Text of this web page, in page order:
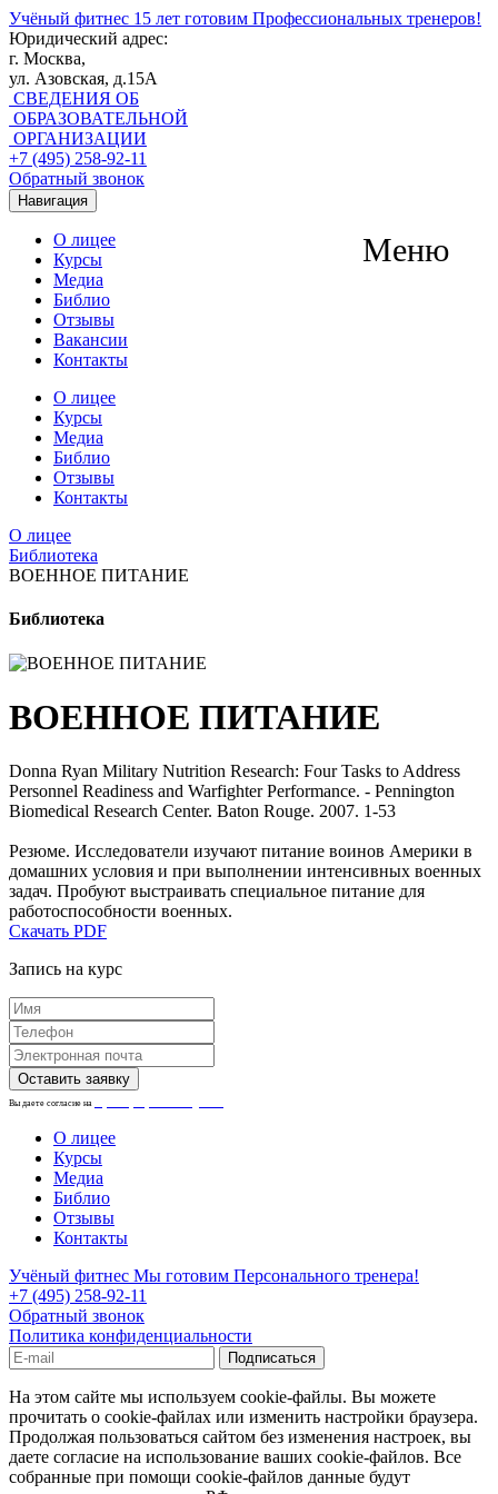
Учёный фитнес 15 лет готовим Профессиональных тренеров!
Юридический адрес:
г. Москва,
ул. Азовская, д.15А
СВЕДЕНИЯ ОБ
ОБРАЗОВАТЕЛЬНОЙ
ОРГАНИЗАЦИИ
+7 (495) 258-92-11
Обратный звонок
Навигация
Меню
О лицее
Курсы
Медиа
Библио
Отзывы
Вакансии
Контакты
О лицее
Курсы
Медиа
Библио
Отзывы
Контакты
О лицее
Библиотека
ВОЕННОЕ ПИТАНИЕ
Библиотека
ВОЕННОЕ ПИТАНИЕ
Donna Ryan Military Nutrition Research: Four Tasks to Address
Personnel Readiness and Warfighter Performance. - Pennington
Biomedical Research Center. Baton Rouge. 2007. 1-53
Резюме. Исследователи изучают питание воинов Америки в
домашних условия и при выполнении интенсивных военных
задач. Пробуют выстраивать специальное питание для
работоспособности военных.
Скачать PDF
Запись на курс
Вы даете согласие на
О лицее
Курсы
Медиа
Библио
Отзывы
Контакты
Учёный фитнес Мы готовим Персонального тренера!
+7 (495) 258-92-11
Обратный звонок
Политика конфиденциальности
На этом сайте мы используем cookie-файлы. Вы можете
прочитать о cookie-файлах или изменить настройки браузера.
Продолжая пользоваться сайтом без изменения настроек, вы
даете согласие на использование ваших cookie-файлов. Все
собранные при помощи cookie-файлов данные будут